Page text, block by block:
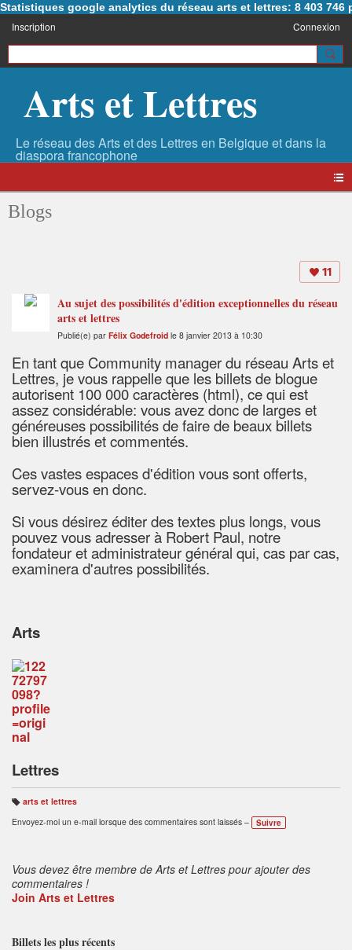
Statistiques google analytics du réseau arts et lettres: 8 403 746
Inscription Connexion
Arts et Lettres
Blogs
11
Au sujet des possibilités d'édition exceptionnelles du réseau
arts et lettres
Publié(e) par Félix Godefroid le 8 janvier 2013 à 10:30
En tant que Community manager du réseau Arts et
Lettres, je vous rappelle que les billets de blogue
autorisent 100 000 caractères (html), ce qui est
assez considérable: vous avez donc de larges et
généreuses possibilités defaire de beaux billets
bien illustrés et commentés.
Ces vastes espaces d'édition vous sont offerts,
servez-vous en donc.
Si vous désirez éditer des textes plus longs, vous
pouvez vous adresser à Robert Paul, notre
fondateur et administrateur général qui, cas par cas,
examinera d'autres possibilités.
Arts
Lettres
B
ali
s
arts et lettres
Envoyez-moi un e-mail lorsque des commentaires sont laissés –
Suivre
Vous devez être membre de Arts et Lettres pour ajouter des
commentaires !
Join Arts et Lettres
Billets les plus récents